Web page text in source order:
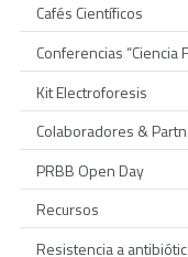
Cafés Científicos
Conferencias “Ciencia
Kit Electroforesis
Colaboradores &
PRBB Open Day
Recursos
Resistencia a